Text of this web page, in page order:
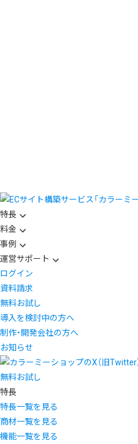
特長
料金
事例
運営サポート
ログイン
資料請求
無料お試し
導入を検討中の方へ
制作・開発会社の方へ
お知らせ
無料お試し
特長
特長一覧を見る
商材一覧を見る
機能一覧を見る